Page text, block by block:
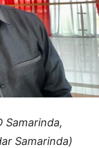
Samarinda,
Samarinda)